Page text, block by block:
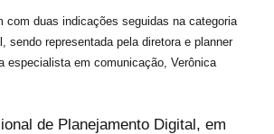
com duas indicações seguidas na categoria
sendo representada pela diretora e planner
especialista em comunicação, Verônica
de Planejamento Digital, em